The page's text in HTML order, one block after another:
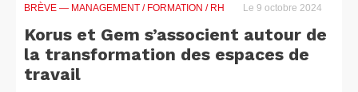
BRÈVE — MANAGEMENT / FORMATION / RH Le 9 octobre 2024
Korus et Gem s’associent autour de
la transformation des espaces de
travail